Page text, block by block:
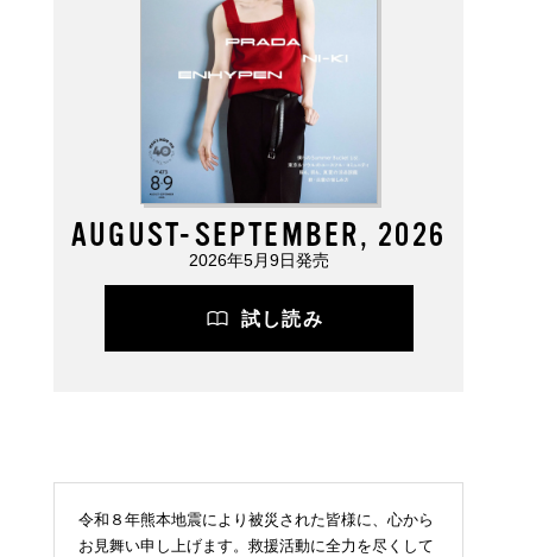
ロエベの新しい世界へよ
。装う喜び、明るいスピ
AUGUST-SEPTEMBER, 2026
2026年5月9日発売
試し読み
令和８年熊本地震により被災された皆様に、心から
お見舞い申し上げます。救援活動に全力を尽くして